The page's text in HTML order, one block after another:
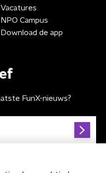
Vacatures
NPO Campus
Download de app
FunX-nieuws?